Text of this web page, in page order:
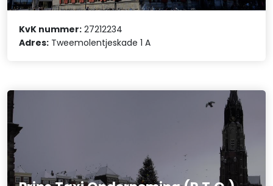
KvK nummer: 27212234
Adres: Tweemolentjeskade 1 A